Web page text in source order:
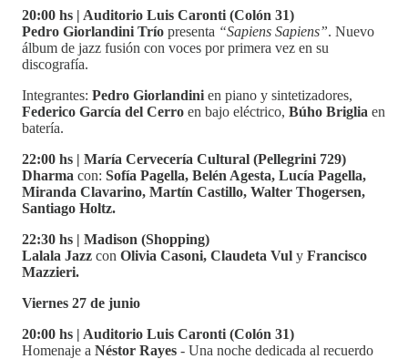
20:00 hs | Auditorio Luis Caronti (Colón 31)
Pedro Giorlandini Trío presenta “Sapiens Sapiens”. Nuevo
álbum de jazz fusión con voces por primera vez en su
discografía.
Integrantes: Pedro Giorlandini en piano y sintetizadores,
Federico García del Cerro en bajo eléctrico, Búho Briglia en
batería.
22:00 hs | María Cervecería Cultural (Pellegrini 729)
Dharma con: Sofía Pagella, Belén Agesta, Lucía Pagella,
Miranda Clavarino, Martín Castillo, Walter Thogersen,
Santiago Holtz.
22:30 hs | Madison (Shopping)
Lalala Jazz con Olivia Casoni, Claudeta Vul y Francisco
Mazzieri.
Viernes 27 de junio
20:00 hs | Auditorio Luis Caronti (Colón 31)
Homenaje a Néstor Rayes - Una noche dedicada al recuerdo